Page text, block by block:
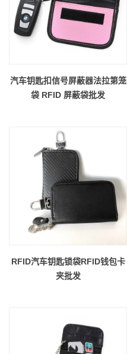
汽车钥匙扣信号屏蔽器法拉第笼
袋 RFID 屏蔽袋批发
RFID汽车钥匙锁袋RFID钱包卡
夹批发